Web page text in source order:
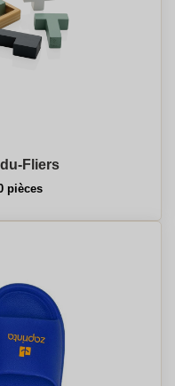
Fliers
pièces